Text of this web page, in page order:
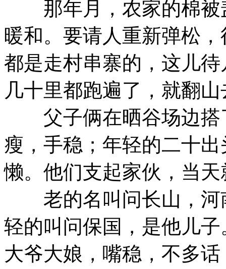
那年月，农家的棉被
暖和。要请人重新弹松
都是走村串寨的，这儿
几十里都跑遍了，就翻
父子俩在晒谷场边搭
瘦，手稳；年轻的二十
懒。他们支起家伙，当
老的名叫问长山，河
轻的叫问保国，是他儿
大爷大娘，嘴稳，不多